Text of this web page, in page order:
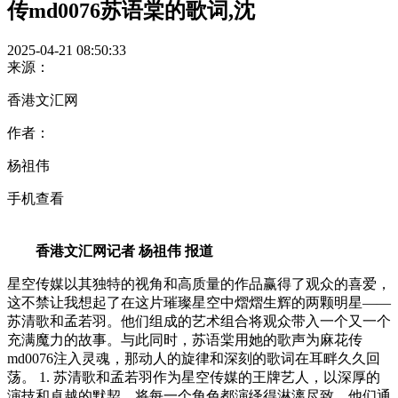
传md0076苏语棠的歌词,沈
2025-04-21 08:50:33
来源：
香港文汇网
作者：
杨祖伟
手机查看
香港文汇网记者 杨祖伟 报道
星空传媒以其独特的视角和高质量的作品赢得了观众的喜爱，
这不禁让我想起了在这片璀璨星空中熠熠生辉的两颗明星——
苏清歌和孟若羽。他们组成的艺术组合将观众带入一个又一个
充满魔力的故事。与此同时，苏语棠用她的歌声为麻花传
md0076注入灵魂，那动人的旋律和深刻的歌词在耳畔久久回
荡。 1. 苏清歌和孟若羽作为星空传媒的王牌艺人，以深厚的